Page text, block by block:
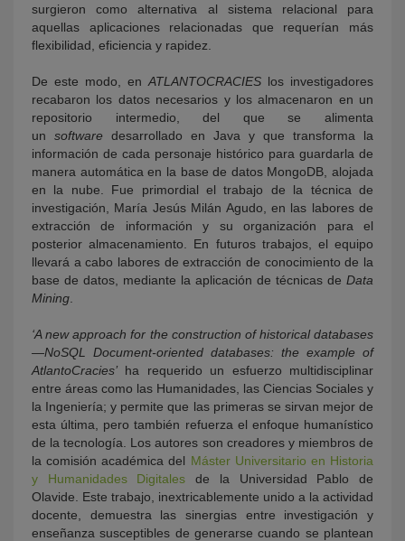
surgieron como alternativa al sistema relacional para
aquellas aplicaciones relacionadas que requerían más
flexibilidad, eficiencia y rapidez.
De este modo, en ATLANTOCRACIES los investigadores
recabaron los datos necesarios y los almacenaron en un
repositorio intermedio, del que se alimenta
un software desarrollado en Java y que transforma la
información de cada personaje histórico para guardarla de
manera automática en la base de datos MongoDB, alojada
en la nube. Fue primordial el trabajo de la técnica de
investigación, María Jesús Milán Agudo, en las labores de
extracción de información y su organización para el
posterior almacenamiento. En futuros trabajos, el equipo
llevará a cabo labores de extracción de conocimiento de la
base de datos, mediante la aplicación de técnicas de Data
Mining
‘A new approach for the construction of historical databases
—NoSQL Document-oriented databases: the example of
AtlantoCracies’ ha requerido un esfuerzo multidisciplinar
entre áreas como las Humanidades, las Ciencias Sociales y
la Ingeniería; y permite que las primeras se sirvan mejor de
esta última, pero también refuerza el enfoque humanístico
de la tecnología. Los autores son creadores y miembros de
la comisión académica del Máster Universitario en Historia
y Humanidades Digitales de la Universidad Pablo de
Olavide. Este trabajo, inextricablemente unido a la actividad
docente, demuestra las sinergias entre investigación y
enseñanza susceptibles de generarse cuando se plantean